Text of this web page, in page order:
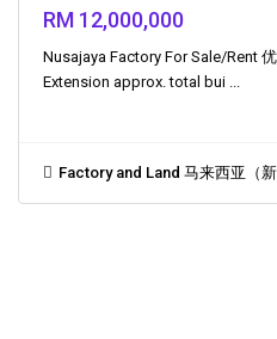
RM 12,000,000
Nusajaya Factory For Sale/Rent
Extension approx. total bui ...
Factory and Land 马来西亚（